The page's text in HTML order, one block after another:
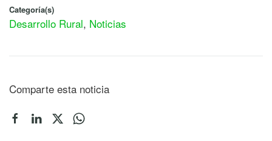
Categoría(s)
Desarrollo Rural, Noticias
Comparte esta noticia